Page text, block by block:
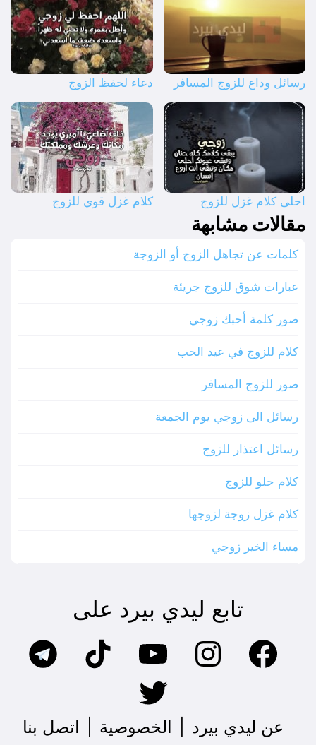
رسائل وداع للزوج المسافر دعاء لحفظ الزوج
احلى كلام غزل للزوج كلام غزل قوي للزوج
مقالات مشابهة
كلمات عن تجاهل الزوج أو الزوجة
عبارات شوق للزوج جريئة
صور كلمة أحبك زوجي
كلام للزوج في عيد الحب
صور للزوج المسافر
رسائل الى زوجي يوم الجمعة
رسائل اعتذار للزوج
كلام حلو للزوج
كلام غزل زوجة لزوجها
مساء الخير زوجي
تابع ليدي بيرد على
عن ليدي بيرد الخصوصية اتصل بنا